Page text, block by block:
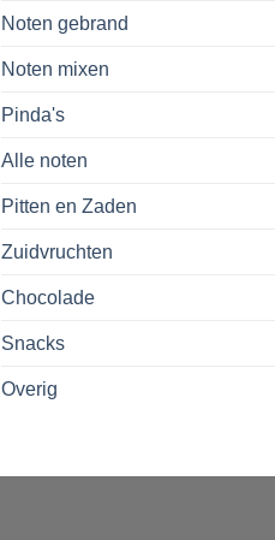
Noten gebrand
Noten mixen
Pinda's
Alle noten
Pitten en Zaden
Zuidvruchten
Chocolade
Snacks
Overig